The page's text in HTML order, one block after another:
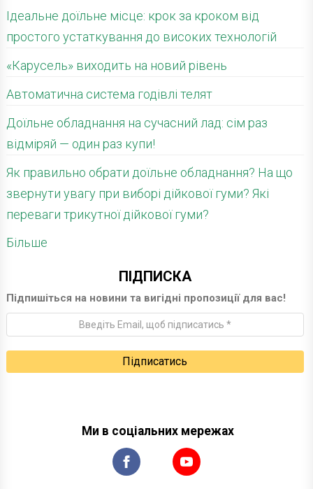
Ідеальне доїльне місце: крок за кроком від
простого устаткування до високих технологій
«Карусель» виходить на новий рівень
Автоматична система годівлі телят
Доїльне обладнання на сучасний лад: сім раз
відміряй — один раз купи!
Як правильно обрати доїльне обладнання? На що
звернути увагу при виборі дійкової гуми? Які
переваги трикутної дійкової гуми?
Більше
ПІДПИСКА
Підпишіться на новини та вигідні пропозиції для вас!
Ми в соціальних мережах